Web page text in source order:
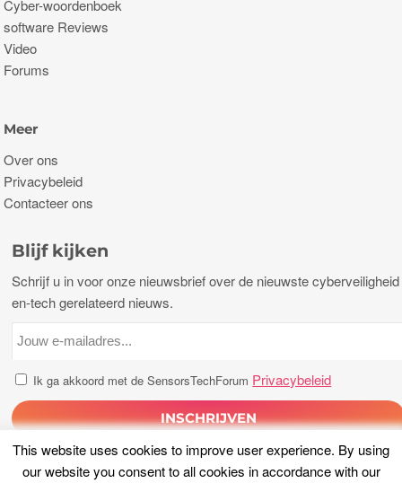
This website uses cookies to improve user experience. By using
our website you consent to all cookies in accordance with our
Cyber-woordenboek
software Reviews
Video
Forums
Meer
Over ons
Privacybeleid
Contacteer ons
Blijf kijken
Schrijf u in voor onze nieuwsbrief over de nieuwste cyberveiligheid
en-tech gerelateerd nieuws.
Ik ga akkoord met de SensorsTechForum Privacybeleid